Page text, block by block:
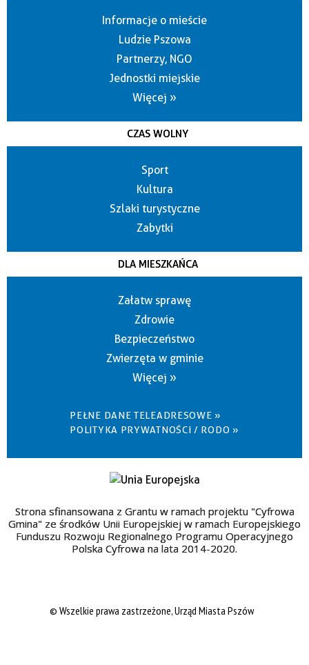
Informacje o mieście
Ludzie Pszowa
Partnerzy, NGO
Jednostki miejskie
Więcej »
CZAS WOLNY
Sport
Kultura
Szlaki turystyczne
Zabytki
DLA MIESZKAŃCA
Załatw sprawę
Zdrowie
Bezpieczeństwo
Zwierzęta w gminie
Więcej »
PEŁNE DANE TELEADRESOWE »
POLITYKA PRYWATNOŚCI / RODO »
Strona sfinansowana z Grantu w ramach projektu "Cyfrowa
Gmina" ze środków Unii Europejskiej w ramach Europejskiego
Funduszu Rozwoju Regionalnego Programu Operacyjnego
Polska Cyfrowa na lata 2014-2020.
© Wszelkie prawa zastrzeżone, Urząd Miasta Pszów